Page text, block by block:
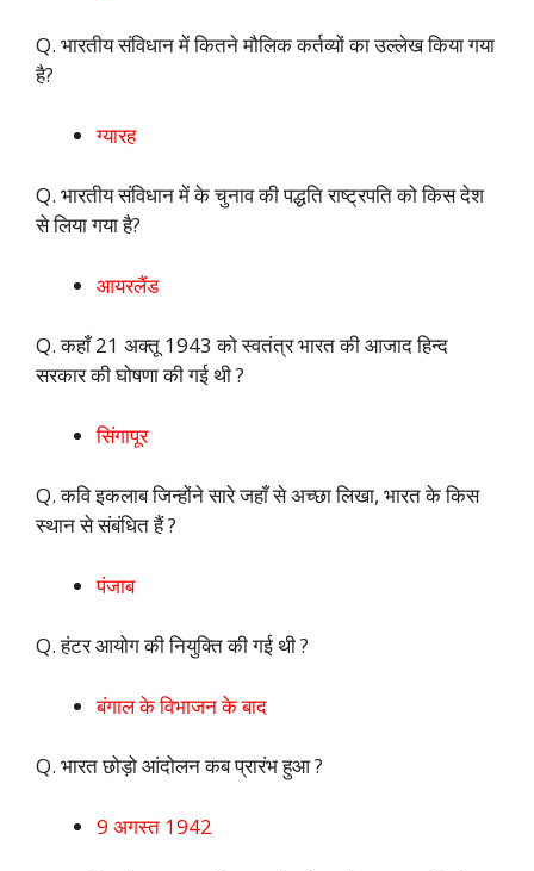
Q. भारतीय संविधान में कितने मौलिक कर्तव्यों का उल्लेख किया गया
है?
ग्यारह
Q. भारतीय संविधान में के चुनाव की पद्धति राष्ट्रपति को किस देश
से लिया गया है?
आयरलैंड
Q. कहाँ 21 अक्तू 1943 को स्वतंत्र भारत की आजाद हिन्द
सरकार की घोषणा की गई थी ?
सिंगापूर
Q. कवि इकलाब जिन्होंने सारे जहाँ से अच्छा लिखा, भारत के किस
स्थान से संबंधित हैं ?
पंजाब
Q. हंटर आयोग की नियुक्ति की गई थी ?
बंगाल के विभाजन के बाद
Q. भारत छोड़ो आंदोलन कब प्रारंभ हुआ ?
9 अगस्त 1942